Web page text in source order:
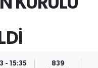
- 15:35 839